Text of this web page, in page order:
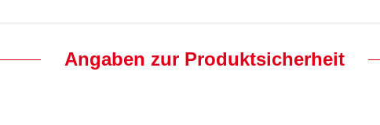
Angaben zur Produktsicherheit